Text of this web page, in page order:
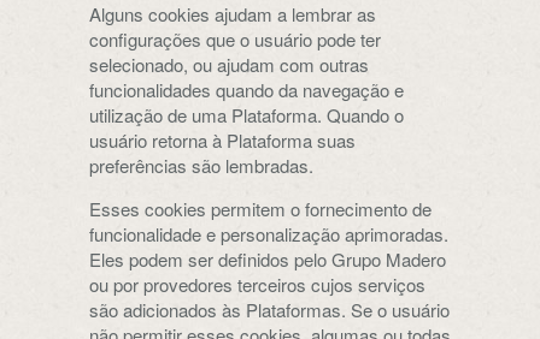
Alguns cookies ajudam a lembrar as
configurações que o usuário pode ter
selecionado, ou ajudam com outras
funcionalidades quando da navegação e
utilização de uma Plataforma. Quando o
usuário retorna à Plataforma suas
preferências são lembradas.
Esses cookies permitem o fornecimento de
funcionalidade e personalização aprimoradas.
Eles podem ser definidos pelo Grupo Madero
ou por provedores terceiros cujos serviços
são adicionados às Plataformas. Se o usuário